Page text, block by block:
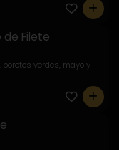
0
de Filete
verdes, mayo y
0